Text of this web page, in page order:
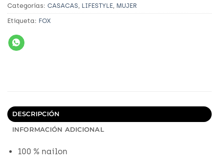
Categorías: CASACAS, LIFESTYLE, MUJER
Etiqueta: FOX
DESCRIPCIÓN
INFORMACIÓN ADICIONAL
100 % nailon